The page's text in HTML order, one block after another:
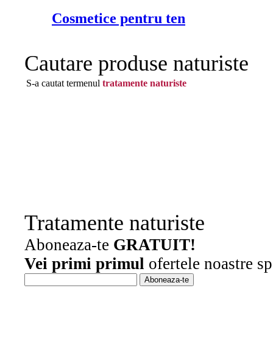
Cosmetice pentru ten
Cautare produse naturiste
S-a cautat termenul tratamente naturiste
Tratamente naturiste
Aboneaza-te GRATUIT!
Vei primi primul ofertele noastre